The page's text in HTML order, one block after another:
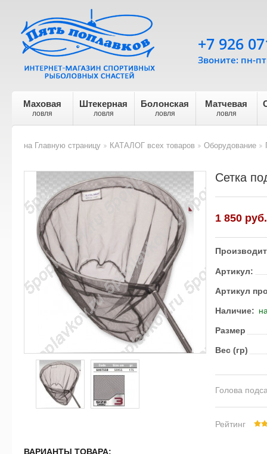
Маховая
ловля
Штекерная
ловля
Болонская
ловля
Матчевая
ловля
+7 926
Звоните: пн-
на Главную страницу
КАТАЛОГ всех товаров
Оборудование
Сетка
1 850 руб.
Артикул:
Артикул
Наличие:
Размер
Вес (гр)
Голова
Рейтинг
ВАРИАНТЫ ТОВАРА: